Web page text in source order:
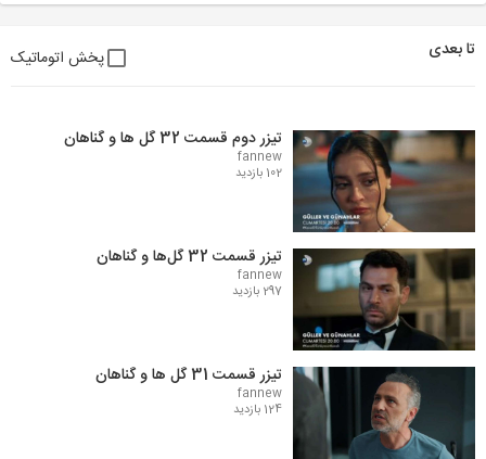
تا بعدی پخش اتوماتیک
تیزر دوم قسمت 32 گل ها و گناهان
fannew
102 بازدید
تیزر قسمت 32 گل‌ها و گناهان
fannew
297 بازدید
تیزر قسمت 31 گل ها و گناهان
fannew
124 بازدید